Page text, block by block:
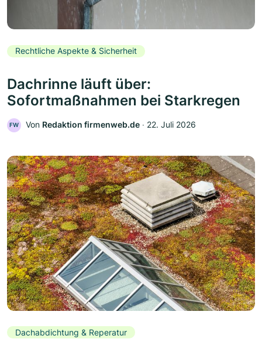
Rechtliche Aspekte & Sicherheit
Dachrinne läuft über:
Sofortmaßnahmen bei Starkregen
FW Von Redaktion firmenweb.de ‧ 22. Juli 2026
Dachabdichtung & Reperatur